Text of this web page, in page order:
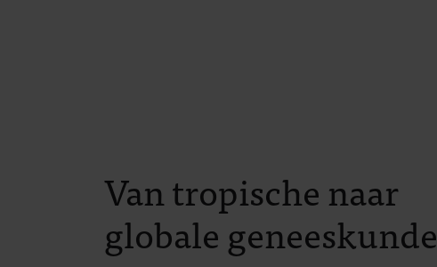
Van tropische naar
globale geneeskunde